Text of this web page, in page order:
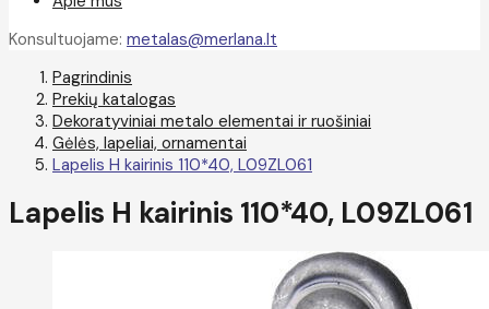
Konsultuojame: metalas@merlana.lt
Pagrindinis
Prekių katalogas
Dekoratyviniai metalo elementai ir ruošiniai
Gėlės, lapeliai, ornamentai
Lapelis H kairinis 110*40, L09ZL061
Lapelis H kairinis 110*40, L09ZL061